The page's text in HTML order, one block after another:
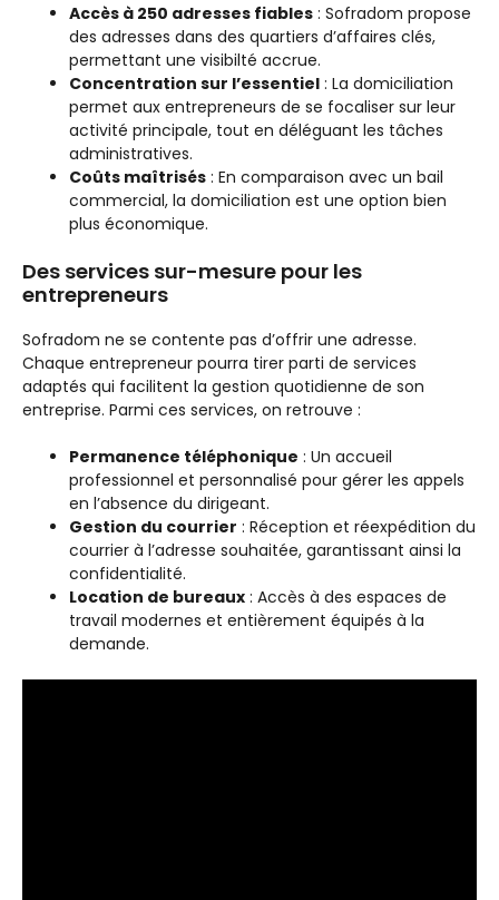
Accès à 250 adresses fiables : Sofradom propose
des adresses dans des quartiers d’affaires clés,
permettant une visibilté accrue.
Concentration sur l’essentiel : La domiciliation
permet aux entrepreneurs de se focaliser sur leur
activité principale, tout en déléguant les tâches
administratives.
Coûts maîtrisés : En comparaison avec un bail
commercial, la domiciliation est une option bien
plus économique.
Des services sur-mesure pour les
entrepreneurs
Sofradom ne se contente pas d’offrir une adresse.
Chaque entrepreneur pourra tirer parti de services
adaptés qui facilitent la gestion quotidienne de son
entreprise. Parmi ces services, on retrouve :
Permanence téléphonique : Un accueil
professionnel et personnalisé pour gérer les appels
en l’absence du dirigeant.
Gestion du courrier : Réception et réexpédition du
courrier à l’adresse souhaitée, garantissant ainsi la
confidentialité.
Location de bureaux : Accès à des espaces de
travail modernes et entièrement équipés à la
demande.